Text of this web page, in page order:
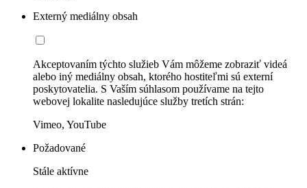
Externý mediálny obsah
Akceptovaním týchto služieb Vám môžeme zobraziť videá
alebo iný mediálny obsah, ktorého hostiteľmi sú externí
poskytovatelia. S Vaším súhlasom používame na tejto
webovej lokalite nasledujúce služby tretích strán:
Vimeo, YouTube
Požadované
Stále aktívne